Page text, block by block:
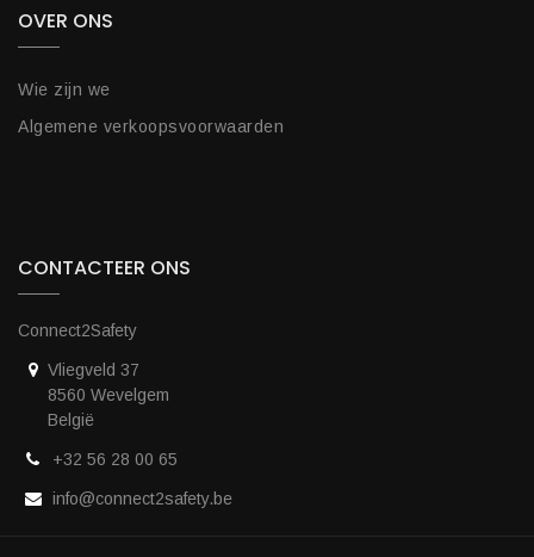
OVER ONS
Wie zijn we
Algemene verkoopsvoorwaarden
CONTACTEER ONS
Connect2Safety
Vliegveld 37
8560 Wevelgem
België
+32 56 28 00 65
info@connect2safety.be